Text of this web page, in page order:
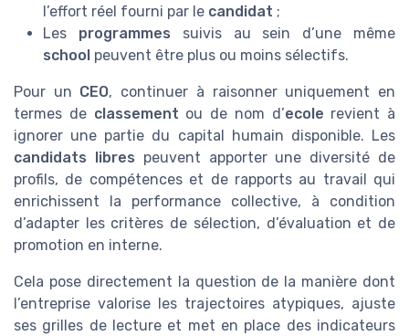
l’effort réel fourni par le candidat ;
Les programmes suivis au sein d’une même
school peuvent être plus ou moins sélectifs.
Pour un CEO, continuer à raisonner uniquement en
termes de classement ou de nom d’ecole revient à
ignorer une partie du capital humain disponible. Les
candidats libres peuvent apporter une diversité de
profils, de compétences et de rapports au travail qui
enrichissent la performance collective, à condition
d’adapter les critères de sélection, d’évaluation et de
promotion en interne.
Cela pose directement la question de la manière dont
l’entreprise valorise les trajectoires atypiques, ajuste
ses grilles de lecture et met en place des indicateurs